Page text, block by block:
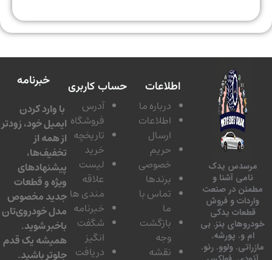
یدک
آشنا و
در صنعت
و فروش
یدکی
بنز. بی
و. پورشه.
ولوو. رنو.
اطلاعات
درباره ما
اطلاعات
ارسال
حریم
خصوصی
برندها
تماس با
بازگشت
نقشه
حساب کاربری
آدرس
فروشگاه
تاریخچه
لیست
مندی ها
خبرنامه
شگفت
دریافت
خبرنامه
با وارد کردن
ایمیل خود، زودتر
از همه از
تخفیف‌ها،
پیشنهادهای
ویژه و قطعات
جدید مخصوص
مدل خودروی‌تان
باخبر شوید.
همیشه یک قدم
جلوتر باشید.